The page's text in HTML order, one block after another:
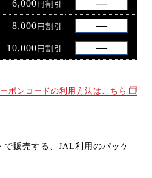
6,000 円割引
8,000 円割引
10,000 円割引
ポンコードの利用方法はこちら
で販売する、JAL利用のパッケ